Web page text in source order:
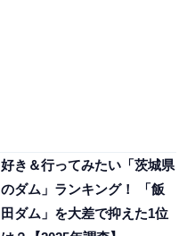
好き＆行ってみたい「茨城県
のダム」ランキング！ 「飯
田ダム」を大差で抑えた1位